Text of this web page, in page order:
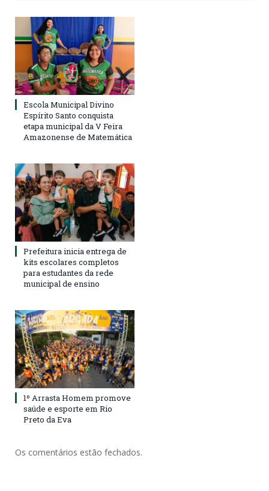
Escola Municipal Divino
Espírito Santo conquista
etapa municipal da V Feira
Amazonense de Matemática
Prefeitura inicia entrega de
kits escolares completos
para estudantes da rede
municipal de ensino
1º Arrasta Homem promove
saúde e esporte em Rio
Preto da Eva
Os comentários estão fechados.